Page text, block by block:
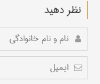
نظر دهید